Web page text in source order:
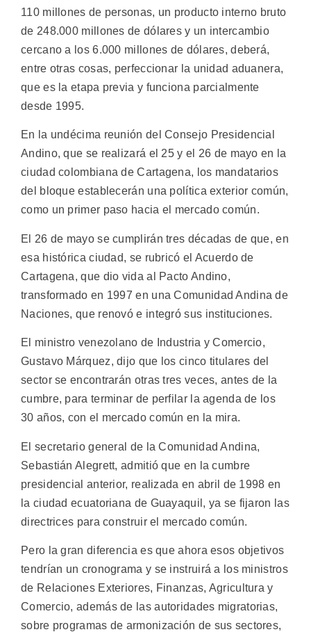
110 millones de personas, un producto interno bruto
de 248.000 millones de dólares y un intercambio
cercano a los 6.000 millones de dólares, deberá,
entre otras cosas, perfeccionar la unidad aduanera,
que es la etapa previa y funciona parcialmente
desde 1995.
En la undécima reunión del Consejo Presidencial
Andino, que se realizará el 25 y el 26 de mayo en la
ciudad colombiana de Cartagena, los mandatarios
del bloque establecerán una política exterior común,
como un primer paso hacia el mercado común.
El 26 de mayo se cumplirán tres décadas de que, en
esa histórica ciudad, se rubricó el Acuerdo de
Cartagena, que dio vida al Pacto Andino,
transformado en 1997 en una Comunidad Andina de
Naciones, que renovó e integró sus instituciones.
El ministro venezolano de Industria y Comercio,
Gustavo Márquez, dijo que los cinco titulares del
sector se encontrarán otras tres veces, antes de la
cumbre, para terminar de perfilar la agenda de los
30 años, con el mercado común en la mira.
El secretario general de la Comunidad Andina,
Sebastián Alegrett, admitió que en la cumbre
presidencial anterior, realizada en abril de 1998 en
la ciudad ecuatoriana de Guayaquil, ya se fijaron las
directrices para construir el mercado común.
Pero la gran diferencia es que ahora esos objetivos
tendrían un cronograma y se instruirá a los ministros
de Relaciones Exteriores, Finanzas, Agricultura y
Comercio, además de las autoridades migratorias,
sobre programas de armonización de sus sectores,